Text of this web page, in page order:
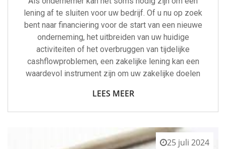
lening af te sluiten voor uw bedrijf. Of u nu op zoek
bent naar financiering voor de start van een nieuwe
onderneming, het uitbreiden van uw huidige
activiteiten of het overbruggen van tijdelijke
cashflowproblemen, een zakelijke lening kan een
waardevol instrument zijn om uw zakelijke doelen
LEES MEER
25 juli 2024